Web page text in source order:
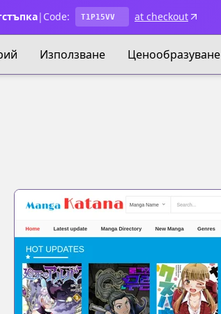
| Code: T1P15VV at checkout
Използване Ценообразуване